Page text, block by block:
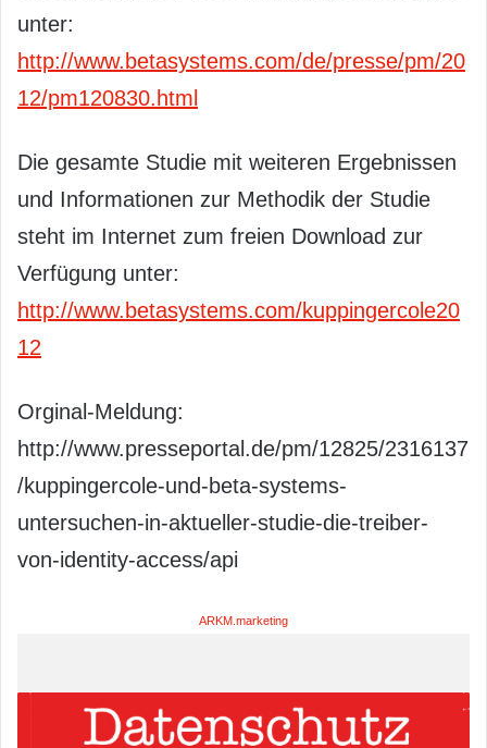
unter:
http://www.betasystems.com/de/presse/pm/20
12/pm120830.html
Die gesamte Studie mit weiteren Ergebnissen
und Informationen zur Methodik der Studie
steht im Internet zum freien Download zur
Verfügung unter:
http://www.betasystems.com/kuppingercole20
12
Orginal-Meldung:
http://www.presseportal.de/pm/12825/2316137
/kuppingercole-und-beta-systems-
untersuchen-in-aktueller-studie-die-treiber-
von-identity-access/api
ARKM.marketing